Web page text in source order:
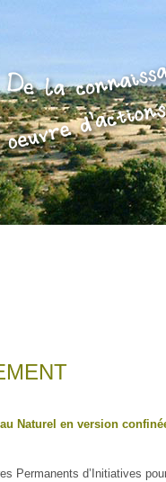
Naturel en version
Permanents d’Initiatives